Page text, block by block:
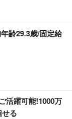
齢29.3歳/固定給
活躍可能!1000万
る